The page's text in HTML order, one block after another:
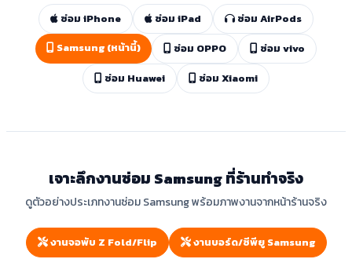
ซ่อม iPhone ซ่อม iPad
ซ่อม AirPods
Samsung (หน้านี้)
ซ่อม OPPO
ซ่อม vivo
ซ่อม Huawei
ซ่อม Xiaomi
เจาะลึกงานซ่อม Samsung ที่ร้านทำจริง
ดูตัวอย่างประเภทงานซ่อม Samsung พร้อมภาพงานจากหน้าร้านจริง
งานจอพับ Z Fold/Flip งานบอร์ด/ซีพียู Samsung